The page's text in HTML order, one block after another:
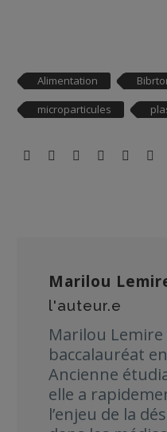
Alimentation
microparticules
Marilou
l'auteur.e
Marilou
baccalauréat
Ancienne
elle a
l’enjeu de la